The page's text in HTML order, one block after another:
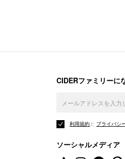
CIDERファミリーに
利用規約と プライバシ
ソーシャルメディア